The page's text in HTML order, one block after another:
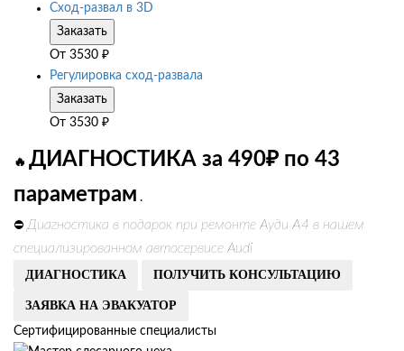
Сход-развал в 3D
Заказать
От 3530 ₽
Регулировка сход-развала
Заказать
От 3530 ₽
🔥 ДИАГНОСТИКА за 490₽ по 43
параметрам .
⛔ Диагностика в подарок при ремонте Ауди А4 в нашем
специализированном автосервисе Audi
ДИАГНОСТИКА ПОЛУЧИТЬ КОНСУЛЬТАЦИЮ
ЗАЯВКА НА ЭВАКУАТОР
Сертифицированные специалисты